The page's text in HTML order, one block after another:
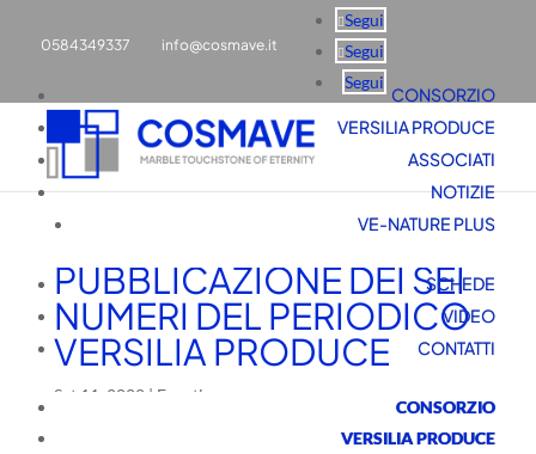
0584349337 info@cosmave.it
Segui
Segui
Segui
CONSORZIO
VERSILIA PRODUCE
ASSOCIATI
NOTIZIE
VE-NATURE PLUS
SCHEDE
VIDEO
CONTATTI
CONSORZIO
VERSILIA PRODUCE
PUBBLICAZIONE DEI SEI
NUMERI DEL PERIODICO
VERSILIA PRODUCE
Set 11, 2022 | Eventi